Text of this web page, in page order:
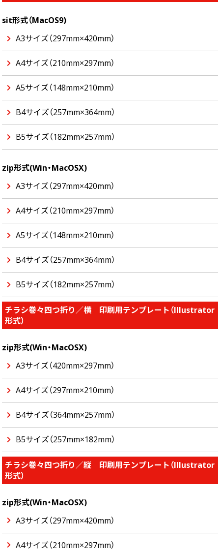
sit形式（MacOS9)
A3サイズ（297mm×420mm）
A4サイズ（210mm×297mm）
A5サイズ（148mm×210mm）
B4サイズ（257mm×364mm）
B5サイズ（182mm×257mm）
zip形式(Win・MacOSX)
A3サイズ（297mm×420mm）
A4サイズ（210mm×297mm）
A5サイズ（148mm×210mm）
B4サイズ（257mm×364mm）
B5サイズ（182mm×257mm）
チラシ巻々四つ折り／横 印刷用テンプレート（Illustrator
形式）
zip形式(Win・MacOSX)
A3サイズ（420mm×297mm）
A4サイズ（297mm×210mm）
B4サイズ（364mm×257mm）
B5サイズ（257mm×182mm）
チラシ巻々四つ折り／縦 印刷用テンプレート（Illustrator
形式）
zip形式(Win・MacOSX)
A3サイズ（297mm×420mm）
A4サイズ（210mm×297mm）